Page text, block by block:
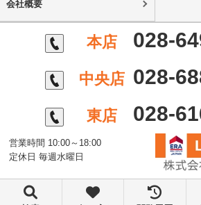
会社概要
本店 028-
中央店 028-
東店 028-
営業時間 10:00～18:00
定休日 毎週水曜日
©株式会社あるある不動産